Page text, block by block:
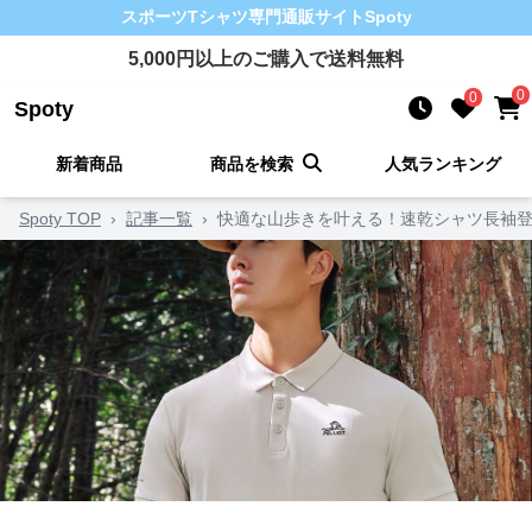
スポーツTシャツ専門通販サイトSpoty
5,000円以上のご購入で送料無料
Spoty 0 0
新着商品 商品を検索 人気ランキング
Spoty TOP › 記事一覧 › 快適な山歩きを叶える！速乾シャツ長袖